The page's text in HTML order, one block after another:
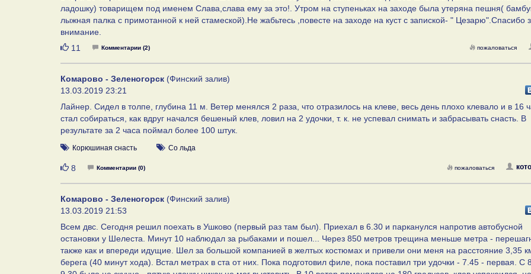
ладошку) товарищем под именем Слава,слава ему за это!. Утром на ступеньках на заходе была утеряна пешня(
лыжная палка с примотанной к ней стамеской).Не жабьтесь ,повесте на заходе на куст с запиской- " Цезарю".Спасибо
внимание.
Нравится
11 Комментарии (2) пожаловаться
Комарово - Зеленогорск (Финский залив)
13.03.2019 23:21
Лайнер. Сидел в толпе, глубина 11 м. Ветер менялся 2 раза, что отразилось на клеве, весь день плохо клевало и в 16
стал собираться, как вдруг начался бешеный клев, ловил на 2 удочки, т. к. не успевал снимать и забрасывать снасть. В
результате за 2 часа поймал более 100 штук.
Корюшиная снасть Со льда
Нравится
8 Комментарии (0) пожаловаться
Комарово - Зеленогорск (Финский залив)
13.03.2019 21:53
Всем двс. Сегодня решил поехать в Ушково (первый раз там был). Приехал в 6.30 и парканулся напротив автобусной
остановки у Шелеста. Минут 10 наблюдал за рыбаками и пошел... Через 850 метров трещина меньше метра -
также как и впереди идущие. Шел за большой компанией в желтых костюмах и привели они меня на расстояние 3,35
берега (40 минут хода). Встал метрах в ста от них. Пока подготовил филе, пока поставил три удочки - 7.45 - первая. С